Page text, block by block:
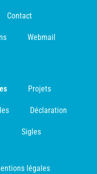
Contact
Webmail
Projets
Déclaration
Sigles
légales